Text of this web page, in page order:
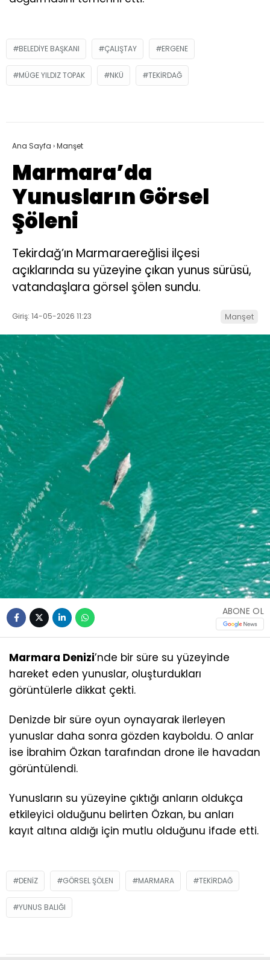
BELEDIYE BAŞKANI ÇALIŞTAY ERGENE
MÜGE YILDIZ TOPAK NKÜ TEKIRDAĞ
Ana Sayfa ›Manşet
Marmara’da
Yunusların Görsel
Şöleni
Tekirdağ’ın Marmaraereğlisi ilçesi
açıklarında su yüzeyine çıkan yunus sürüsü,
vatandaşlara görsel şölen sundu.
Giriş: 14-05-2026 11:23 Manşet
ABONE OL
Marmara Denizi’nde bir süre su yüzeyinde
hareket eden yunuslar, oluşturdukları
görüntülerle dikkat çekti.
Denizde bir süre oyun oynayarak ilerleyen
yunuslar daha sonra gözden kayboldu. O anlar
ise İbrahim Özkan tarafından drone ile havadan
görüntülendi.
Yunusların su yüzeyine çıktığı anların oldukça
etkileyici olduğunu belirten Özkan, bu anları
kayıt altına aldığı için mutlu olduğunu ifade etti.
DENIZ GÖRSEL ŞÖLEN MARMARA TEKIRDAĞ
YUNUS BALIĞI